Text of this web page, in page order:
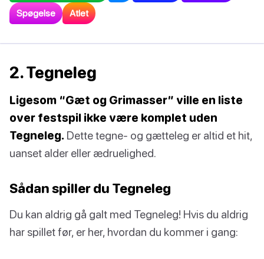
Spøgelse Atlet
2. Tegneleg
Ligesom “Gæt og Grimasser” ville en liste
over festspil ikke være komplet uden
Tegneleg. Dette tegne- og gætteleg er altid et hit,
uanset alder eller ædruelighed.
Sådan spiller du Tegneleg
Du kan aldrig gå galt med Tegneleg! Hvis du aldrig
har spillet før, er her, hvordan du kommer i gang: